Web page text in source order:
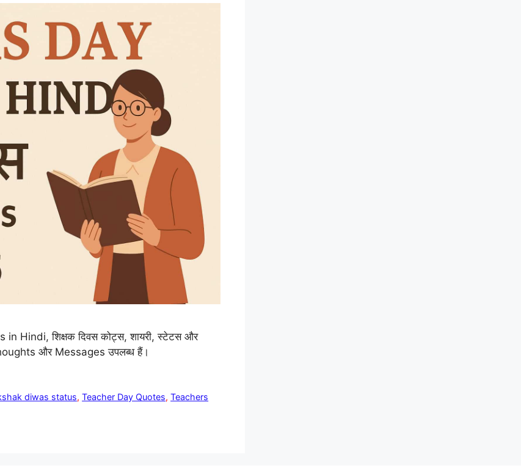
in Hindi, शिक्षक दिवस कोट्स, शायरी, स्टेटस और
और Messages उपलब्ध हैं।
diwas status,Teacher Day Quotes,Teachers